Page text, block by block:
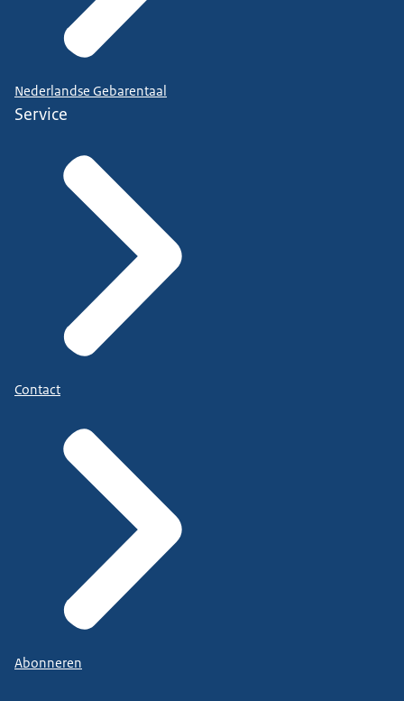
Nederlandse Gebarentaal
Service
Contact
Abonneren